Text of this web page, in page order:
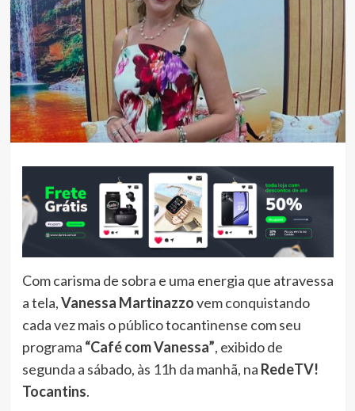
Com carisma de sobra e uma energia que atravessa
a tela,Vanessa Martinazzovem conquistando
cada vez mais o público tocantinense com seu
programa “Café com Vanessa”, exibido de
segunda a sábado, às 11h da manhã, na RedeTV!
Tocantins.